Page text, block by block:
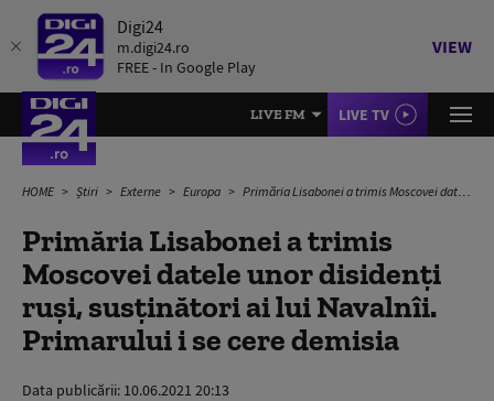
Digi24
m.digi24.ro
FREE - In Google Play
VIEW
LIVE FM LIVE TV
HOME Știri Externe Europa Primăria Lisabonei a trimis Moscovei datele unor disidenți ruși, susținători ai lui Navalnîi. Primarului i se cere demisia
Primăria Lisabonei a trimis
Moscovei datele unor disidenți
ruși, susținători ai lui Navalnîi.
Primarului i se cere demisia
Data publicării: 10.06.2021 20:13